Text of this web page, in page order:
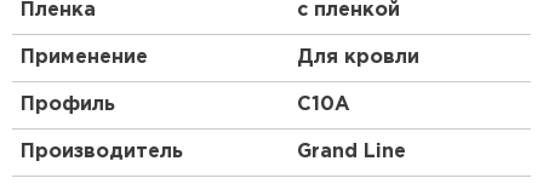
пластмассы.
Пленка с пленкой
Применение Для кровли
Профиль C10A
Производитель Grand Line